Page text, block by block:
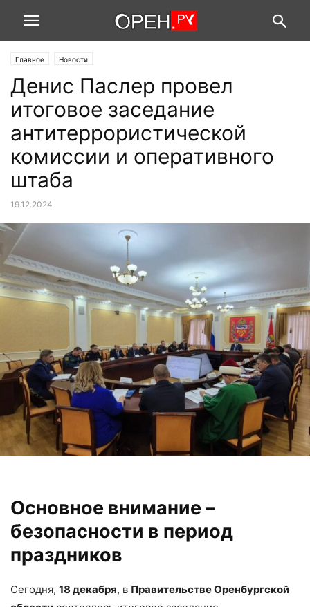
Главное Новости
Денис Паслер провел
итоговое заседание
антитеррористической
комиссии и оперативного
штаба
19.12.2024
Основное внимание –
безопасности в период
праздников
Сегодня, 18 декабря, в Правительстве Оренбургской